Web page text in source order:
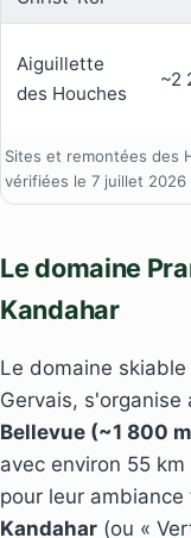
Sites et remontées des
vérifiées le 7 juillet
Aiguillette
des Houches
~2
Le domaine
Kandahar
Le domaine
Gervais,
Bellevue (~1 800
avec environ 55
pour leur
Kandahar (ou «